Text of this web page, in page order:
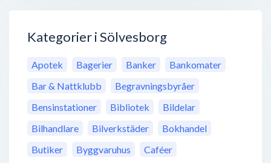
Kategorier i Sölvesborg
Apotek Bagerier Banker
Bankomater
Bar & Nattklubb
Begravningsbyråer
Bensinstationer
Bibliotek
Bildelar
Bilhandlare
Bilverkstäder
Bokhandel
Butiker
Byggvaruhus
Caféer